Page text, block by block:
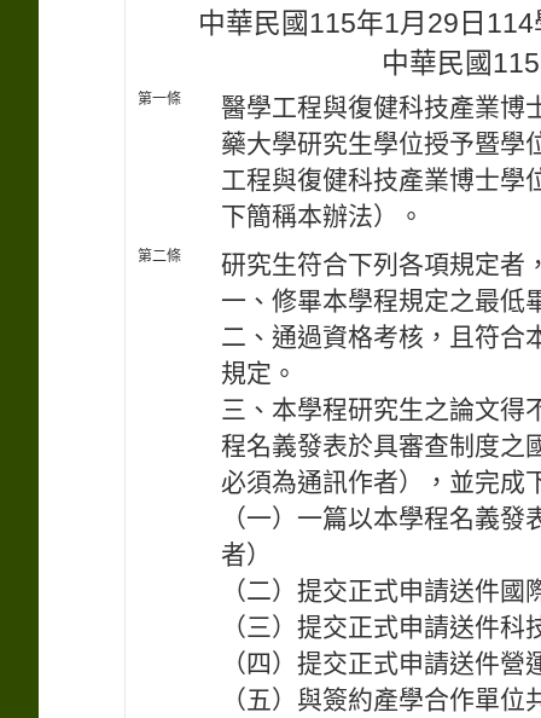
中華民國115年1月29日
中華民國
第一條
醫學工程與復健科技產業博
藥大學研究生學位授予暨學
工程與復健科技產業博士學
下簡稱本辦法）。
第二條
研究生符合下列各項規定者
一、修畢本學程規定之最低
二、通過資格考核，且符合
規定。
三、本學程研究生之論文得
程名義發表於具審查制度之
必須為通訊作者），並完成
（一）一篇以本學程名義
者）
（二）提交正式申請送件
（三）提交正式申請送件
（四）提交正式申請送件
（五）與簽約產學合作單